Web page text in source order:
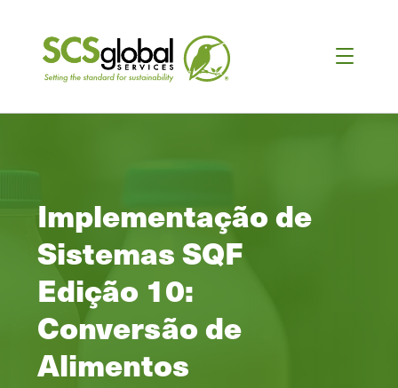
Implementação de
Sistemas SQF
Edição 10:
Conversão de
Alimentos